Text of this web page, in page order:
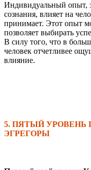
Индивидуальный опыт,
сознания, влияет на
принимает. Этот опыт
позволяет выбирать
В силу того, что в
человек отчетливее
влияние.
5. ПЯТЫЙ
ЭГРЕГОРЫ